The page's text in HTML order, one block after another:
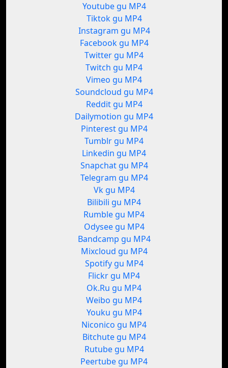
Youtube gu MP4
Tiktok gu MP4
Instagram gu MP4
Facebook gu MP4
Twitter gu MP4
Twitch gu MP4
Vimeo gu MP4
Soundcloud gu MP4
Reddit gu MP4
Dailymotion gu MP4
Pinterest gu MP4
Tumblr gu MP4
Linkedin gu MP4
Snapchat gu MP4
Telegram gu MP4
Vk gu MP4
Bilibili gu MP4
Rumble gu MP4
Odysee gu MP4
Bandcamp gu MP4
Mixcloud gu MP4
Spotify gu MP4
Flickr gu MP4
Ok.Ru gu MP4
Weibo gu MP4
Youku gu MP4
Niconico gu MP4
Bitchute gu MP4
Rutube gu MP4
Peertube gu MP4